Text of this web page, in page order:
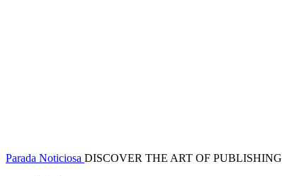
Parada Noticiosa DISCOVER THE ART OF PUBLISHING